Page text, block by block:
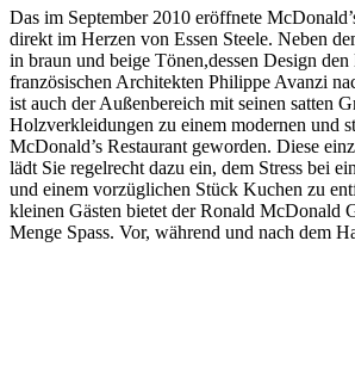
Das im September 2010 eröffnete
direkt im Herzen von Essen Steele. Neben
in braun und beige Tönen,dessen Design
französischen Architekten Philippe Avanzi
ist auch der Außenbereich mit seinen satten
Holzverkleidungen zu einem modernen und
McDonald’s Restaurant geworden. Diese
lädt Sie regelrecht dazu ein, dem Stress bei
und einem vorzüglichen Stück Kuchen zu
kleinen Gästen bietet der Ronald
Menge Spass. Vor, während und nach dem